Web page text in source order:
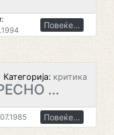
Повеќе...
Категорија: критика
…
Повеќе...